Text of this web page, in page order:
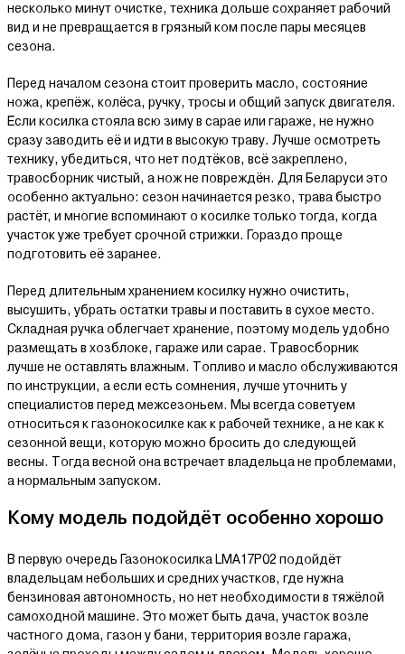
несколько минут очистке, техника дольше сохраняет рабочий
вид и не превращается в грязный ком после пары месяцев
сезона.
Перед началом сезона стоит проверить масло, состояние
ножа, крепёж, колёса, ручку, тросы и общий запуск двигателя.
Если косилка стояла всю зиму в сарае или гараже, не нужно
сразу заводить её и идти в высокую траву. Лучше осмотреть
технику, убедиться, что нет подтёков, всё закреплено,
травосборник чистый, а нож не повреждён. Для Беларуси это
особенно актуально: сезон начинается резко, трава быстро
растёт, и многие вспоминают о косилке только тогда, когда
участок уже требует срочной стрижки. Гораздо проще
подготовить её заранее.
Перед длительным хранением косилку нужно очистить,
высушить, убрать остатки травы и поставить в сухое место.
Складная ручка облегчает хранение, поэтому модель удобно
размещать в хозблоке, гараже или сарае. Травосборник
лучше не оставлять влажным. Топливо и масло обслуживаются
по инструкции, а если есть сомнения, лучше уточнить у
специалистов перед межсезоньем. Мы всегда советуем
относиться к газонокосилке как к рабочей технике, а не как к
сезонной вещи, которую можно бросить до следующей
весны. Тогда весной она встречает владельца не проблемами,
а нормальным запуском.
Кому модель подойдёт особенно хорошо
В первую очередь Газонокосилка LMA17P02 подойдёт
владельцам небольших и средних участков, где нужна
бензиновая автономность, но нет необходимости в тяжёлой
самоходной машине. Это может быть дача, участок возле
частного дома, газон у бани, территория возле гаража,